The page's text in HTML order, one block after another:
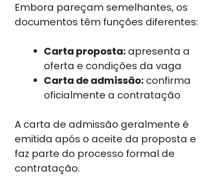
Embora pareçam semelhantes, os
documentos têm funções diferentes:
Carta proposta: apresenta a
oferta e condições da vaga
Carta de admissão: confirma
oficialmente a contratação
A carta de admissão geralmente é
emitida após o aceite da proposta e
faz parte do processo formal de
contratação.